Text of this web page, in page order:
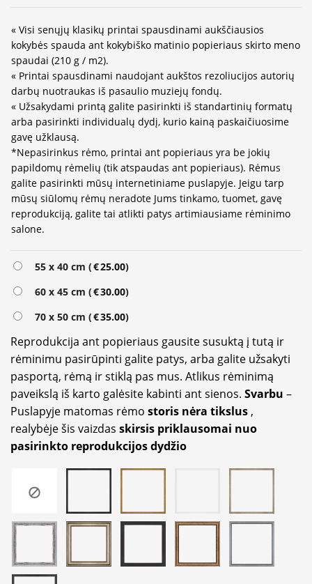
« Visi senųjų klasikų printai spausdinami aukščiausios
kokybės spauda ant kokybiško matinio popieriaus skirto meno
spaudai (210 g / m2).
« Printai spausdinami naudojant aukštos rezoliucijos autorių
darbų nuotraukas iš pasaulio muziejų fondų.
« Užsakydami printą galite pasirinkti iš standartinių formatų
arba pasirinkti individualų dydį, kurio kainą paskaičiuosime
gavę užklausą.
*Nepasirinkus rėmo, printai ant popieriaus yra be jokių
papildomų rėmelių (tik atspaudas ant popieriaus). Rėmus
galite pasirinkti mūsų internetiniame puslapyje. Jeigu tarp
mūsų siūlomų rėmų neradote Jums tinkamo, tuomet, gavę
reprodukciją, galite tai atlikti patys artimiausiame rėminimo
salone.
55 x 40 cm (€25.00)
60 x 45 cm (€30.00)
70 x 50 cm (€35.00)
Reprodukcija ant popieriaus gausite susuktą į tutą ir
rėminimu pasirūpinti galite patys, arba galite užsakyti
pasportą, rėmą ir stiklą pas mus. Atlikus rėminimą
paveikslą iš karto galėsite kabinti ant sienos. Svarbu –
Puslapyje matomas rėmo storis nėra tikslus,
realybėje šis vaizdas skirsis priklausomai nuo
pasirinkto reprodukcijos dydžio
Alternative: